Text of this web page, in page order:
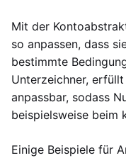
Mit der
so anpassen, dass
bestimmte
Unterzeichner,
anpassbar, sodass
beispielsweise beim
Einige Beispiele für